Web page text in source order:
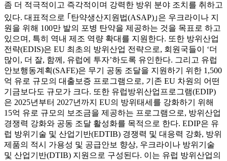
좀 더 적극적이고 즉각적이며 강력한 방위 분야 조치를 취하고
있다. 대표적으로 ｢탄약생산지원법(ASAP)｣은 우크라이나 지
원을 위해 100만 발의 포병 탄약을 제공하는 것을 목표로 하고
있으며, 특히 역내 제조 역량 확대를 지원한다. 또한 방위산업
전략(EDIS)은 EU 최초의 방위산업 전략으로, 회원국들이 ‘더
많이, 더 잘, 함께, 유럽에 투자’하도록 유인한다. 그리고 유럽
안보행동계획(SAFE)은 무기 공동 조달을 지원하기 위한 1,500
억 유로 규모의 대출보증 프로그램으로, 기존 EU 차원의 어떤
기금보다도 규모가 크다. 또한 유럽방위산업프로그램(EDIP)
은 2025년부터 2027년까지 EU의 방위태세를 강화하기 위해
15억 유로 규모의 보조금을 제공하는 프로그램으로, 방위산업
경쟁력 강화와 공동 조달 활성화를 목적으로 한다. EDIP은 유
럽 방위기술 및 산업기반(EDTIB) 경쟁력 및 대응력 강화, 방위
제품의 적시 가용성 및 공급안보 향상, 우크라이나 방위기술
및 산업기반(DTIB) 지원으로 구성된다. 이는 유럽 방위산업의